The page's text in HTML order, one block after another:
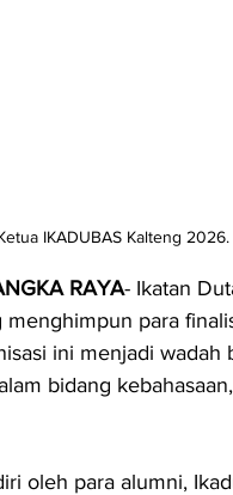
IKADUBAS Kalteng 2026.
RAYA- Ikatan
para
ini menjadi wadah
bidang
oleh para alumni,